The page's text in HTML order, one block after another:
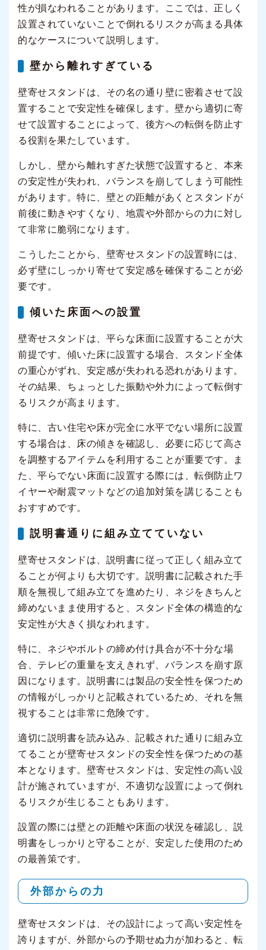
性が損なわれることがあります。ここでは、正しく
設置されていないことで倒れるリスクが高まる具体
的なケースについて説明します。
壁から離れすぎている
壁寄せスタンドは、その名の通り壁に密着させて設
置することで安定性を確保します。壁から適切に寄
せて設置することによって、後方への転倒を防止す
る役割を果たしています。
しかし、壁から離れすぎた状態で設置すると、本来
の安定性が失われ、バランスを崩してしまう可能性
があります。特に、壁との距離があくとスタンドが
前後に動きやすくなり、地震や外部からの力に対し
て非常に脆弱になります。
こうしたことから、壁寄せスタンドの設置時には、
必ず壁にしっかり寄せて安定感を確保することが必
要です。
傾いた床面への設置
壁寄せスタンドは、平らな床面に設置することが大
前提です。傾いた床に設置する場合、スタンド全体
の重心がずれ、安定感が失われる恐れがあります。
その結果、ちょっとした振動や外力によって転倒す
るリスクが高まります。
特に、古い住宅や床が完全に水平でない場所に設置
する場合は、床の傾きを確認し、必要に応じて高さ
を調整するアイテムを利用することが重要です。ま
た、平らでない床面に設置する際には、転倒防止ワ
イヤーや耐震マットなどの追加対策を講じることも
おすすめです。
説明書通りに組み立てていない
壁寄せスタンドは、説明書に従って正しく組み立て
ることが何よりも大切です。説明書に記載された手
順を無視して組み立てを進めたり、ネジをきちんと
締めないまま使用すると、スタンド全体の構造的な
安定性が大きく損なわれます。
特に、ネジやボルトの締め付け具合が不十分な場
合、テレビの重量を支えきれず、バランスを崩す原
因になります。説明書には製品の安全性を保つため
の情報がしっかりと記載されているため、それを無
視することは非常に危険です。
適切に説明書を読み込み、記載された通りに組み立
てることが壁寄せスタンドの安全性を保つための基
本となります。壁寄せスタンドは、安定性の高い設
計が施されていますが、不適切な設置によって倒れ
るリスクが生じることもあります。
設置の際には壁との距離や床面の状況を確認し、説
明書をしっかりと守ることが、安定した使用のため
の最善策です。
外部からの力
壁寄せスタンドは、その設計によって高い安定性を
誇りますが、外部からの予期せぬ力が加わると、転